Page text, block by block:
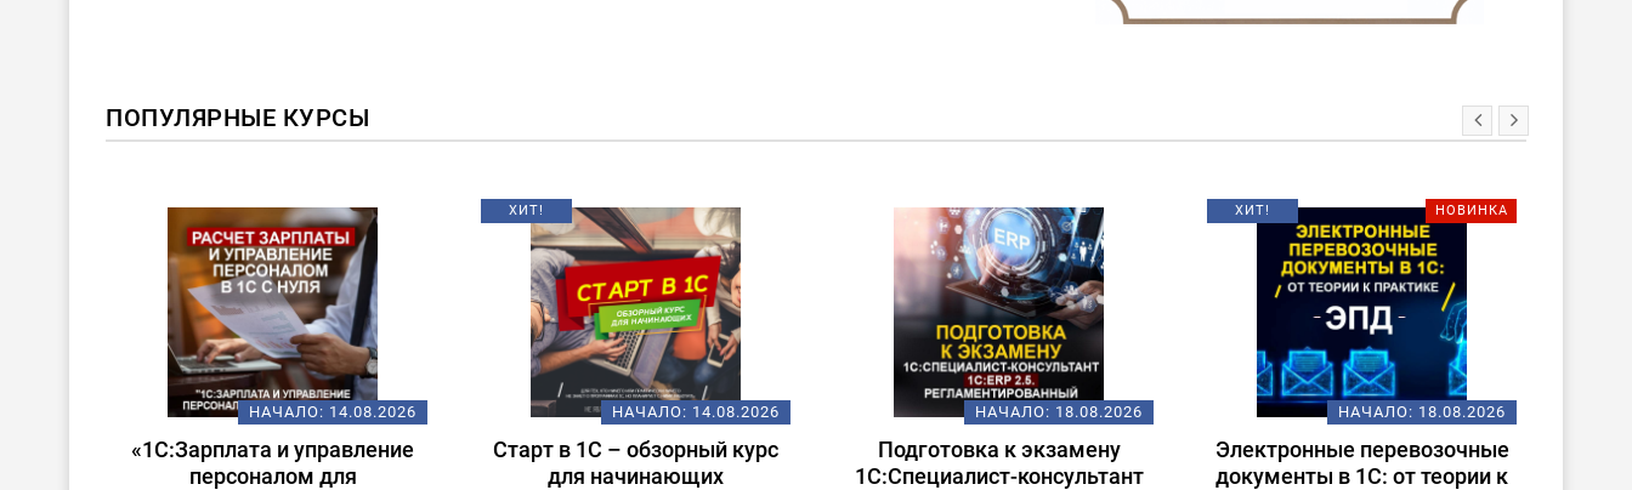
ПОПУЛЯРНЫЕ КУРСЫ
НАЧАЛО: 14.08.2026
«1С:Зарплата и управление
персоналом для
ХИТ!
НАЧАЛО: 14.08.2026
Старт в 1С – обзорный курс
для начинающих
НАЧАЛО: 18.08.2026
Подготовка к экзамену
1С:Специалист-консультант
НОВИНКА
ХИТ!
НАЧАЛО: 18.08.2026
Электронные перевозочные
документы в 1С: от теории к